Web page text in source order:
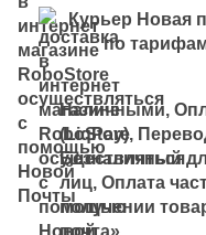
по тарифам
Наличными,
(LiqPay),
Безналичный
лиц, Оплата
получении
почта»